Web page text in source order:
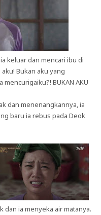
keluar dan mencari ibu di
Bukan aku yang
BUKAN AKU
dan menenangkannya, ia
baru ia rebus pada Deok
dan ia menyeka air matanya.